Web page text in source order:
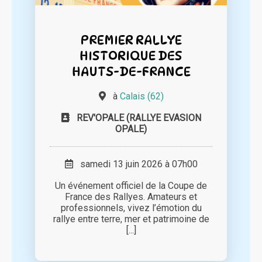
PREMIER RALLYE
HISTORIQUE DES
HAUTS-DE-FRANCE
à Calais (62)
REV'OPALE (RALLYE EVASION
OPALE)
samedi 13 juin 2026 à 07h00
Un événement officiel de la Coupe de
France des Rallyes. Amateurs et
professionnels, vivez l’émotion du
rallye entre terre, mer et patrimoine de
[...]